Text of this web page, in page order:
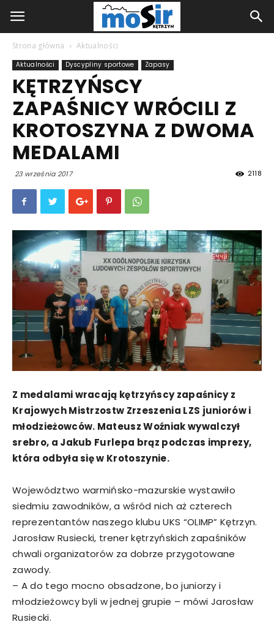
Strona główna Aktualności
Aktualności Dyscypliny sportowe Zapasy
KĘTRZYŃSCY
ZAPAŚNICY WRÓCILI Z
KROTOSZYNA Z DWOMA
MEDALAMI
23 września 2017 2118
Z medalami wracają kętrzyńscy zapaśnicy z
Krajowych Mistrzostw Zrzeszenia LZS juniorów i
młodzieżowców. Mateusz Woźniak wywalczył
srebro, a Jakub Furlepa brąz podczas imprezy,
która odbyła się w Krotoszynie.
Województwo warmińsko-mazurskie wystawiło
siedmiu zawodników, a wśród nich aż czterech
reprezentantów naszego klubu UKS “OLIMP” Kętrzyn.
Jarosław Rusiecki, trener kętrzyńskich zapaśników
chwali organizatorów za dobrze przygotowane
zawody.
– A do tego mocno obsadzone, bo juniorzy i
młodzieżowcy byli w jednej grupie – mówi Jarosław
Rusiecki.